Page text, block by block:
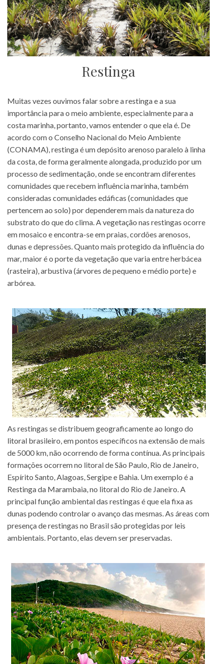
Restinga
Muitas vezes ouvimos falar sobre a restinga e a sua
importância para o meio ambiente, especialmente para a
costa marinha, portanto, vamos entender o que ela é. De
acordo com o Conselho Nacional do Meio Ambiente
(CONAMA), restinga é um depósito arenoso paralelo à linha
da costa, de forma geralmente alongada, produzido por um
processo de sedimentação, onde se encontram diferentes
comunidades que recebem influência marinha, também
consideradas comunidades edáficas (comunidades que
pertencem ao solo) por dependerem mais da natureza do
substrato do que do clima. A vegetação nas restingas ocorre
em mosaico e encontra-se em praias, cordões arenosos,
dunas e depressões. Quanto mais protegido da influência do
mar, maior é o porte da vegetação que varia entre herbácea
(rasteira), arbustiva (árvores de pequeno e médio porte) e
arbórea.
As restingas se distribuem geograficamente ao longo do
litoral brasileiro, em pontos específicos na extensão de mais
de 5000 km, não ocorrendo de forma contínua. As principais
formações ocorrem no litoral de São Paulo, Rio de Janeiro,
Espírito Santo, Alagoas, Sergipe e Bahia. Um exemplo é a
Restinga da Marambaia, no litoral do Rio de Janeiro. A
principal função ambiental das restingas é que ela fixa as
dunas podendo controlar o avanço das mesmas. As áreas com
presença de restingas no Brasil são protegidas por leis
ambientais. Portanto, elas devem ser preservadas.